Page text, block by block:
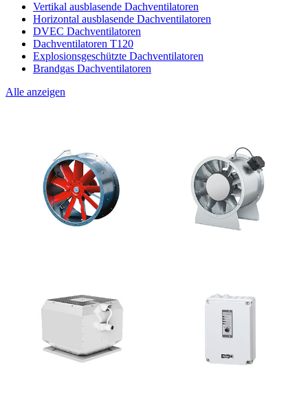
Vertikal ausblasende Dachventilatoren
Horizontal ausblasende Dachventilatoren
DVEC Dachventilatoren
Dachventilatoren T120
Explosionsgeschützte Dachventilatoren
Brandgas Dachventilatoren
Alle anzeigen